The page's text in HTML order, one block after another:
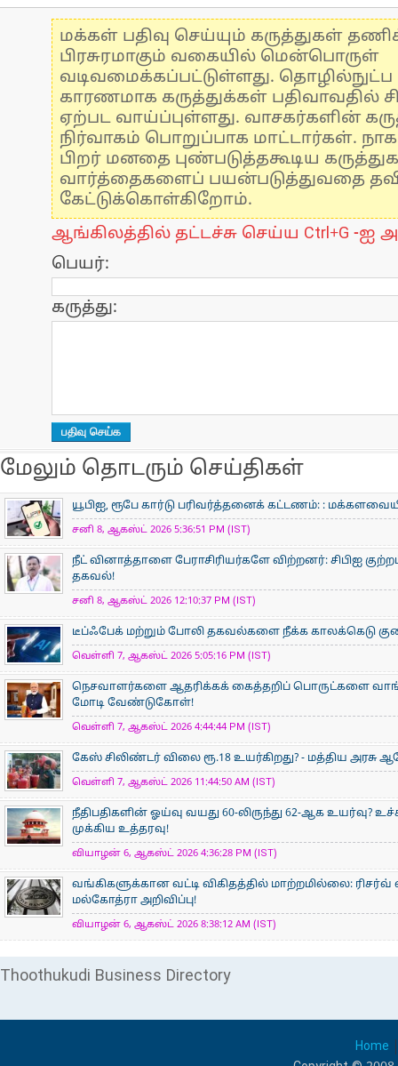
மக்கள் பதிவு செய்யும் கருத்துகள்
பிரசுரமாகும் வகையில் மென்பொருள்
வடிவமைக்கப்பட்டுள்ளது.
காரணமாக கருத்துக்கள் பதிவாவதில்
ஏற்பட வாய்ப்புள்ளது. வாசகர்களின்
நிர்வாகம் பொறுப்பாக மாட்டார்கள்.
பிறர் மனதை புண்படுத்தகூடிய
வார்த்தைகளைப் பயன்படுத்துவதை
கேட்டுக்கொள்கிறோம்.
ஆங்கிலத்தில் தட்டச்சு செய்ய Ctrl+G -ஐ
பெயர்:
கருத்து:
மேலும் தொடரும் செய்திகள்
யூபிஐ, ரூபே கார்டு பரிவர்த்தனைக் கட்டணம்: :
சனி 8, ஆகஸ்ட் 2026 5:36:51 PM (IST)
நீட் வினாத்தாளை பேராசிரியர்களே விற்றனர்: சிபிஐ
தகவல்!
சனி 8, ஆகஸ்ட் 2026 12:10:37 PM (IST)
டீப்ஃபேக் மற்றும் போலி தகவல்களை நீக்க காலக்கெடு
வெள்ளி 7, ஆகஸ்ட் 2026 5:05:16 PM (IST)
நெசவாளர்களை ஆதரிக்கக் கைத்தறிப் பொருட்களை
மோடி வேண்டுகோள்!
வெள்ளி 7, ஆகஸ்ட் 2026 4:44:44 PM (IST)
கேஸ் சிலிண்டர் விலை ரூ.18 உயர்கிறது? - மத்திய அரசு
வெள்ளி 7, ஆகஸ்ட் 2026 11:44:50 AM (IST)
நீதிபதிகளின் ஓய்வு வயது 60-லிருந்து 62-ஆக உயர்வு?
முக்கிய உத்தரவு!
வியாழன் 6, ஆகஸ்ட் 2026 4:36:28 PM (IST)
வங்கிகளுக்கான வட்டி விகிதத்தில் மாற்றமில்லை:
மல்கோத்ரா அறிவிப்பு!
வியாழன் 6, ஆகஸ்ட் 2026 8:38:12 AM (IST)
Thoothukudi Business Directory
Home